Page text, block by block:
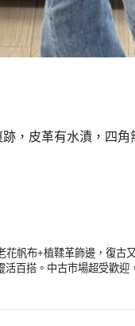
，皮革有水漬，四
花帆布+植鞣革飾邊，復
百搭。中古市場超受歡迎